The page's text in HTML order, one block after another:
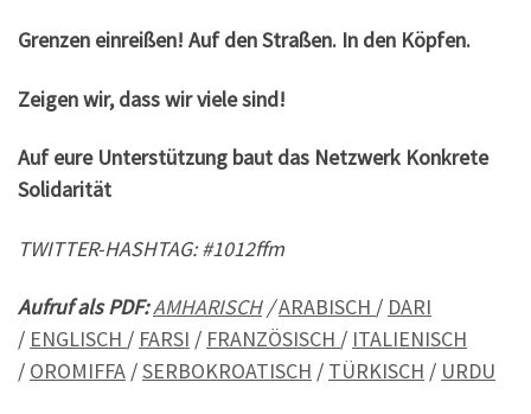
Grenzen einreißen! Auf den Straßen. In den Köpfen.
Zeigen wir, dass wir viele sind!
Auf eure Unterstützung baut das Netzwerk Konkrete
Solidarität
TWITTER-HASHTAG: #1012ffm
Aufruf als PDF:AMHARISCH/ARABISCH / DARI
/ ENGLISCH / FARSI / FRANZÖSISCH / ITALIENISCH
/ OROMIFFA /SERBOKROATISCH / TÜRKISCH / URDU